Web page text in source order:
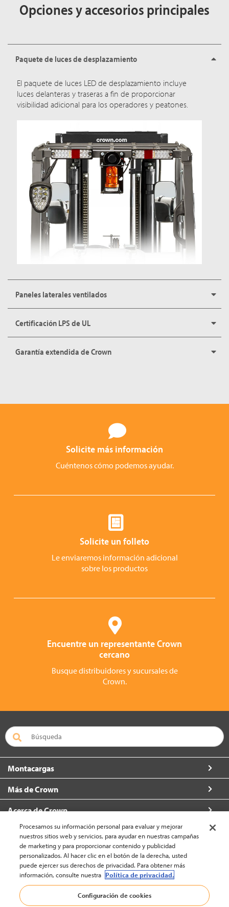
Opciones y accesorios principales
Paquete de luces de desplazamiento
El paquete de luces LED de desplazamiento incluye
luces delanteras y traseras a fin de proporcionar
visibilidad adicional para los operadores y peatones.
Paneles laterales ventilados
Certificación LPS de UL
Garantía extendida de Crown
Solicite más información
Cuéntenos cómo podemos ayudar.
Solicite un folleto
Le enviaremos información adicional
sobre los productos
Encuentre un representante Crown
cercano
Busque distribuidores y sucursales de
Crown.
Montacargas
Más de Crown
Acerca de Crown
Contacto
América Latina - Español (cambiar)
Procesamos su información personal para evaluar y mejorar
nuestros sitios web y servicios, para ayudar en nuestras campañas
de marketing y para proporcionar contenido y publicidad
personalizados. Al hacer clic en el botón de la derecha, usted
puede ejercer sus derechos de privacidad. Para obtener más
información, consulte nuestra Política de privacidad.
Configuración de cookies